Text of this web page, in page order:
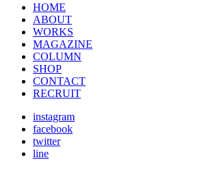
HOME
ABOUT
WORKS
MAGAZINE
COLUMN
SHOP
CONTACT
RECRUIT
instagram
facebook
twitter
line